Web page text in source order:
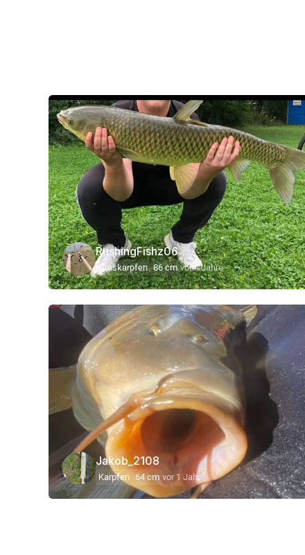
RushingFishz06
Graskarpfen 86 cm vor 4 Jahre
Jakob_2108
Karpfen 64 cm vor 1 Jahr